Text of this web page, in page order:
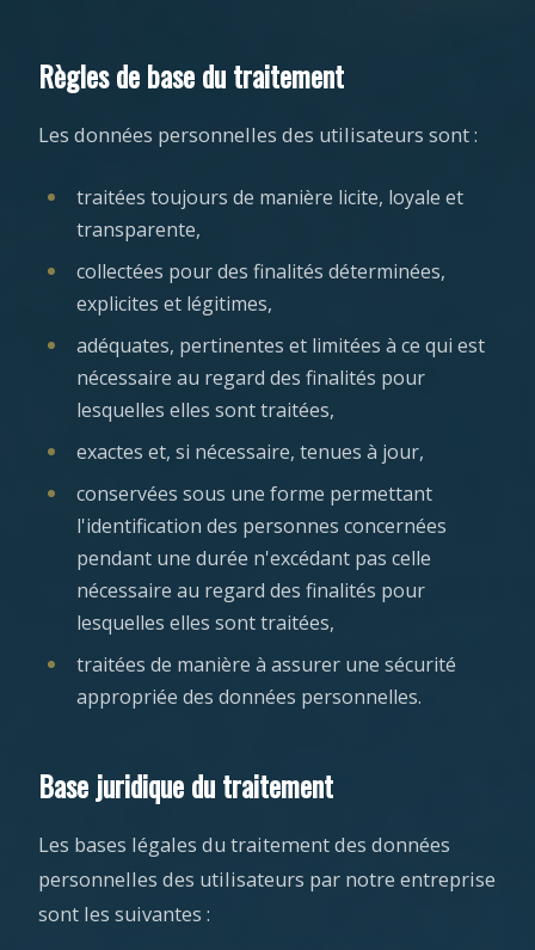
Règles de base du traitement
Les données personnelles des utilisateurs sont :
traitées toujours de manière licite, loyale et
transparente,
collectées pour des finalités déterminées,
explicites et légitimes,
adéquates, pertinentes et limitées à ce qui est
nécessaire au regard des finalités pour
lesquelles elles sont traitées,
exactes et, si nécessaire, tenues à jour,
conservées sous une forme permettant
l'identification des personnes concernées
pendant une durée n'excédant pas celle
nécessaire au regard des finalités pour
lesquelles elles sont traitées,
traitées de manière à assurer une sécurité
appropriée des données personnelles.
Base juridique du traitement
Les bases légales du traitement des données
personnelles des utilisateurs par notre entreprise
sont les suivantes :